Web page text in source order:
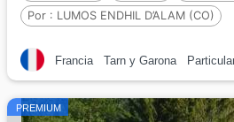
Por : LUMOS ENDHIL D’ALAM (CO)
Francia Tarn y Garona
PREMIUM